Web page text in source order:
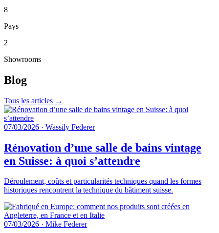
8
Pays
2
Showrooms
Blog
Tous les articles →
07/03/2026 · Wassily Federer
Rénovation d’une salle de bains vintage
en Suisse: à quoi s’attendre
Déroulement, coûts et particularités techniques quand les formes
historiques rencontrent la technique du bâtiment suisse.
07/03/2026 · Mike Federer